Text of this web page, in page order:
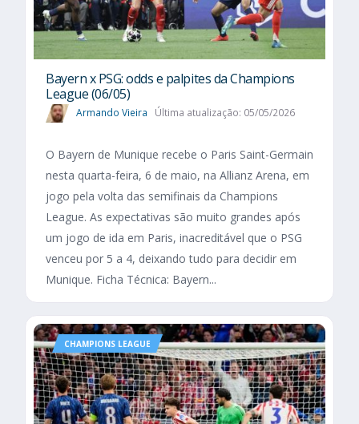
Bayern x PSG: odds e palpites da Champions
League (06/05)
Armando Vieira Última atualização: 05/05/2026
O Bayern de Munique recebe o Paris Saint-Germain
nesta quarta-feira, 6 de maio, na Allianz Arena, em
jogo pela volta das semifinais da Champions
League. As expectativas são muito grandes após
um jogo de ida em Paris, inacreditável que o PSG
venceu por 5 a 4, deixando tudo para decidir em
Munique. Ficha Técnica: Bayern...
CHAMPIONS LEAGUE